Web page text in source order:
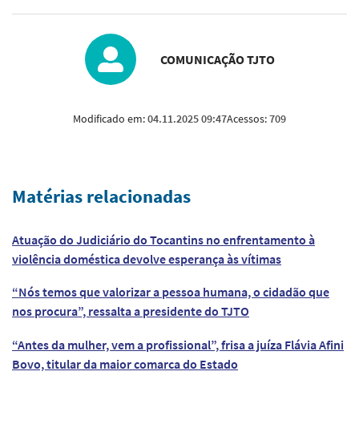
COMUNICAÇÃO TJTO
Modificado em:04.11.2025 09:47Acessos:709
Matérias relacionadas
Atuação do Judiciário do Tocantins no enfrentamento à
violência doméstica devolve esperança às vítimas
“Nós temos que valorizar a pessoa humana, o cidadão que
nos procura”, ressalta a presidente do TJTO
“Antes da mulher, vem a profissional”, frisa a juíza Flávia Afini
Bovo, titular da maior comarca do Estado